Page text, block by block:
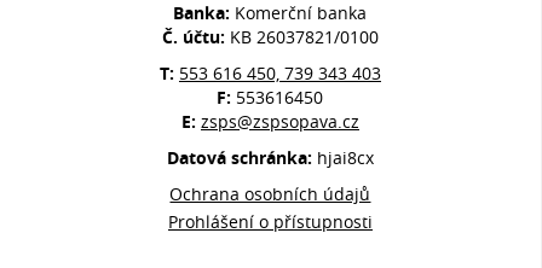
Banka: Komerční banka
Č. účtu: KB 26037821/0100
T: 553 616 450, 739 343 403
F: 553616450
E: zsps@zspsopava.cz
Datová schránka: hjai8cx
Ochrana osobních údajů
Prohlášení o přístupnosti